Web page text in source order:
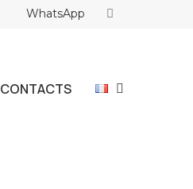
WhatsApp
CONTACTS